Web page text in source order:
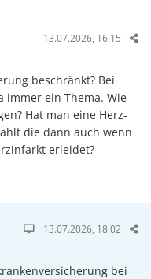
13.07.2026, 16:15
beschränkt? Bei
immer ein Thema. Wie
Hat man eine Herz-
die dann auch wenn
erleidet?
13.07.2026, 18:02
bei